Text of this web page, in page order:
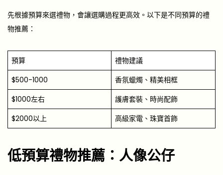
先根據預算來選禮物，會讓選購過程更高效。以下是不同預算的禮
物推薦：
預算
禮物建議
$500-1000
香氛蠟燭、精美相框
$1000左右
護膚套裝、時尚配飾
$2000以上
高級家電、珠寶首飾
低預算禮物推薦：人像公仔